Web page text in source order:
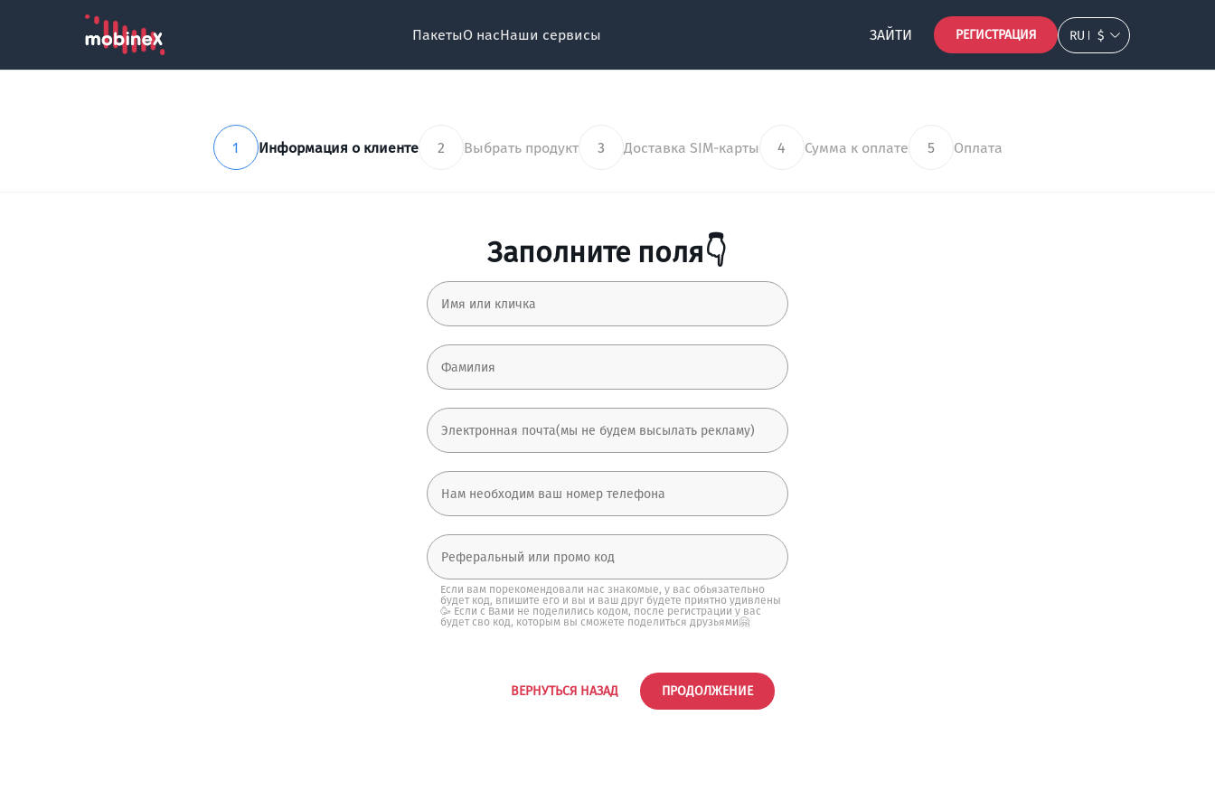
ПакетыО насНаши сервисы ЗАЙТИ РЕГИСТРАЦИЯ RU $
1 Информация о клиенте 2 Выбрать продукт 3 Доставка SIM-карты 4 Сумма к оплате 5 Оплата
Заполните поля👇
Если вам порекомендовали нас знакомые, у вас обьязательно
будет код, впишите его и вы и ваш друг будете приятно удивлены
🥳 Если с Вами не поделились кодом, после регистрации у вас
будет сво код, которым вы сможете поделиться друзьями🤗
ВЕРНУТЬСЯ НАЗАД ПРОДОЛЖЕНИЕ